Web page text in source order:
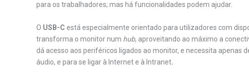
para os trabalhadores; mas há funcionalidades podem ajudar.
O USB-C está especialmente orientado para utilizadores com
transforma o monitor num hub, aproveitando ao máximo a
dá acesso aos periféricos ligados ao monitor, e necessita apenas
áudio, e para se ligar à Internet e à Intranet.